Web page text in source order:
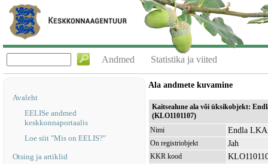
Andmed Statistika ja viited
Avaleht
EELISe andmed
keskkonnaportaalis
Loe siit "Mis on EELIS?"
Otsing ja artiklid
Ala andmete kuvamine
Kaitsealune ala või üksikobjekt:
(KLO1101107)
Nimi
Endla
On registriobjekt Jah
KKR kood